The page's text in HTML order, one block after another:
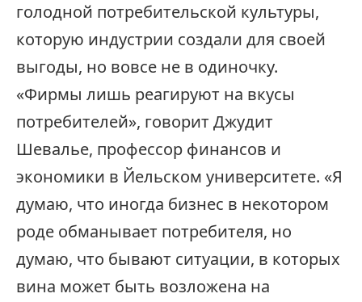
голодной потребительской культуры,
которую индустрии создали для своей
выгоды, но вовсе не в одиночку.
«Фирмы лишь реагируют на вкусы
потребителей», говорит Джудит
Шевалье, профессор финансов и
экономики в Йельском университете. «Я
думаю, что иногда бизнес в некотором
роде обманывает потребителя, но
думаю, что бывают ситуации, в которых
вина может быть возложена на